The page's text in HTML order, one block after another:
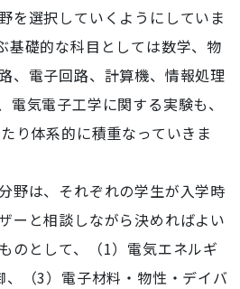
を選択していくようにしていま
基礎的な科目としては数学、物
、電子回路、計算機、情報処理
電気電子工学に関する実験も、
り体系的に積重なっていきま
野は、それぞれの学生が入学時
ーと相談しながら決めればよい
のとして、（1）電気エネルギ
（3）電子材料・物性・デイバ